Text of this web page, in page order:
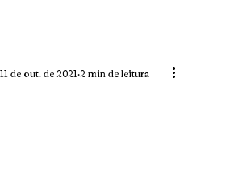
11 de out. de 2021 2 min de leitura